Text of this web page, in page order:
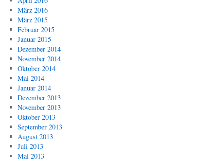
März 2016
März 2015
Februar 2015
Januar 2015
Dezember 2014
November 2014
Oktober 2014
Mai 2014
Januar 2014
Dezember 2013
November 2013
Oktober 2013
September 2013
August 2013
Juli 2013
Mai 2013